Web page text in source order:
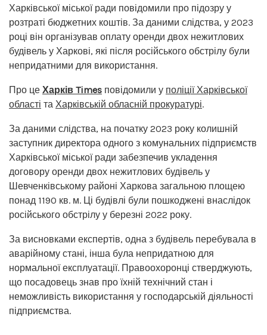
Харківської міської ради повідомили про підозру у
розтраті бюджетних коштів. За даними слідства, у 2023
році він організував оплату оренди двох нежитлових
будівель у Харкові, які після російського обстрілу були
непридатними для використання.
Про це Харків Times повідомили у поліції Харківської
області та Харківській обласній прокуратурі.
За даними слідства, на початку 2023 року колишній
заступник директора одного з комунальних підприємств
Харківської міської ради забезпечив укладення
договору оренди двох нежитлових будівель у
Шевченківському районі Харкова загальною площею
понад 1190 кв. м. Ці будівлі були пошкоджені внаслідок
російського обстрілу у березні 2022 року.
За висновками експертів, одна з будівель перебувала в
аварійному стані, інша була непридатною для
нормальної експлуатації. Правоохоронці стверджують,
що посадовець знав про їхній технічний стан і
неможливість використання у господарській діяльності
підприємства.